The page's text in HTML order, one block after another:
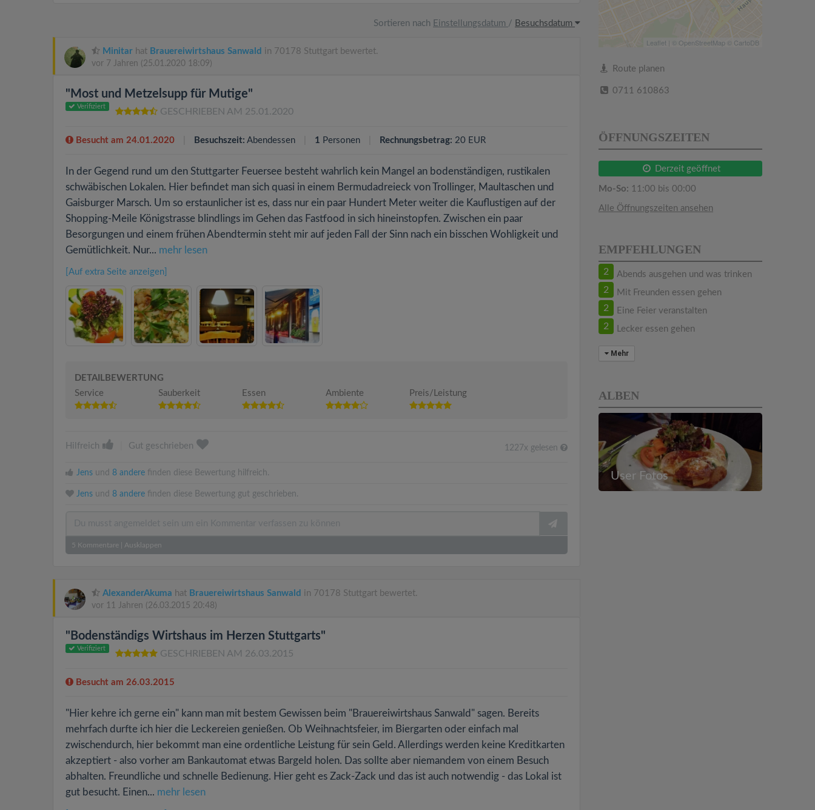
Sortieren nach Einstellungsdatum / Besuchsdatum
Minitar hat Brauereiwirtshaus Sanwald in 70178 Stuttgart bewertet.
vor 7 Jahren (25.01.2020 18:09)
"Most und Metzelsupp für Mutige"
Verifiziert
GESCHRIEBEN AM 25.01.2020
Besucht am 24.01.2020 Besuchszeit: Abendessen 1 Personen Rechnungsbetrag: 20 EUR
In der Gegend rund um den Stuttgarter Feuersee besteht wahrlich kein Mangel an bodenständigen, rustikalen
schwäbischen Lokalen. Hier befindet man sich quasi in einem Bermudadreieck von Trollinger, Maultaschen und
Gaisburger Marsch. Um so erstaunlicher ist es, dass nur ein paar Hundert Meter weiter die Kauflustigen auf der
Shopping-Meile Königstrasse blindlings im Gehen das Fastfood in sich hineinstopfen. Zwischen ein paar
Besorgungen und einem frühen Abendtermin steht mir auf jeden Fall der Sinn nach ein bisschen Wohligkeit und
Gemütlichkeit. Nur... mehr lesen
[Auf extra Seite anzeigen]
DETAILBEWERTUNG
Service
Sauberkeit Essen Ambiente Preis/Leistung
Hilfreich Gut geschrieben 1227x gelesen
Jens und 8 andere finden diese Bewertung hilfreich.
Jens und 8 andere finden diese Bewertung gut geschrieben.
5 Kommentare Ausklappen
AlexanderAkuma hat Brauereiwirtshaus Sanwald in 70178 Stuttgart bewertet.
vor 11 Jahren (26.03.2015 20:48)
"Bodenständigs Wirtshaus im Herzen Stuttgarts"
Verifiziert
GESCHRIEBEN AM 26.03.2015
Besucht am 26.03.2015
"Hier kehre ich gerne ein" kann man mit bestem Gewissen beim "Brauereiwirtshaus Sanwald" sagen. Bereits
mehrfach durfte ich hier die Leckereien genießen. Ob Weihnachtsfeier, im Biergarten oder einfach mal
zwischendurch, hier bekommt man eine ordentliche Leistung für sein Geld. Allerdings werden keine Kreditkarten
akzeptiert - also vorher am Bankautomat etwas Bargeld holen. Das sollte aber niemandem von einem Besuch
abhalten. Freundliche und schnelle Bedienung. Hier geht es Zack-Zack und das ist auch notwendig - das Lokal ist
gut besucht. Einen... mehr lesen
Leaflet | © OpenStreetMap © CartoDB
Route planen
0711 610863
ÖFFNUNGSZEITEN
Derzeit geöffnet
Mo-So: 11:00 bis 00:00
Alle Öffnungszeiten ansehen
EMPFEHLUNGEN
2 Abends ausgehen und was trinken
2 Mit Freunden essen gehen
2 Eine Feier veranstalten
2 Lecker essen gehen
Mehr
ALBEN
User Fotos